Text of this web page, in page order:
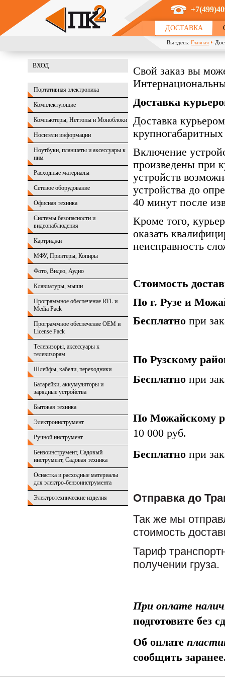
Перейти к основному содержанию
ДОСТАВКА
Вы здесь: Главная
ВХОД
Портативная электроника
Комплектующие
Компьютеры, Неттопы и Моноблоки
Носители информации
Ноутбуки, планшеты и аксессуары к
ним
Расходные материалы
Сетевое оборудование
Офисная техника
Системы безопасности и
видеонаблюдения
Картриджи
МФУ, Принтеры, Копиры
Фото, Видео, Аудио
Клавиатуры, мыши
Программное обеспечение RTL и
Media Pack
Программное обеспечение OEM и
License Pack
Телевизоры, аксессуары к
телевизорам
Шлейфы, кабели, переходники
Батарейки, аккумуляторы и
зарядные устройства
Бытовая техника
Электроинструмент
Ручной инструмент
Бензоинструмент, Садовый
инструмент, Садовая техника
Оснастка и расходные материалы
для электро-бензоинструмента
Электротехнические изделия
Свой заказ вы
Доставка
Доставка
крупногабаритных
Включение
произведены при
устройств
устройства до
40 минут после
Кроме того,
оказать
неисправность
Стоимость
По г. Рузе и
Бесплатно при
По Рузскому
Бесплатно при
По Можайскому
10 000 руб.
Бесплатно при
Отправка до
Так же мы
стоимость
Тариф
получении груза.
При оплате
подготовите без
Об оплате
сообщить